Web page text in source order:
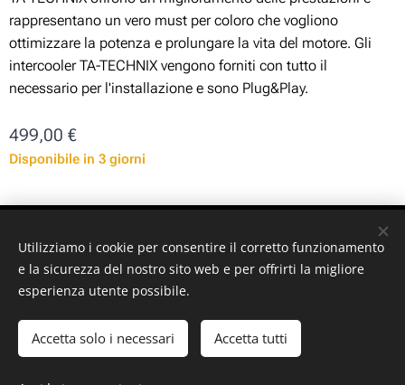
rappresentano un vero must per coloro che vogliono
ottimizzare la potenza e prolungare la vita del motore. Gli
intercooler TA-TECHNIX vengono forniti con tutto il
necessario per l'installazione e sono Plug&Play.
499,00 €
Disponibile in 3 giorni
10128 - Torino (TO) - P. iva: 10161030019
© 2024 ST-GARAGE All Rights Reserved
Cookies
Utilizziamo i cookie per consentire il corretto funzionamento
e la sicurezza del nostro sito web e per offrirti la migliore
esperienza utente possibile.
Accetta solo i necessari Accetta tutti